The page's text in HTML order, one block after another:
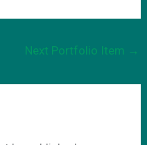
Next Portfolio Item →